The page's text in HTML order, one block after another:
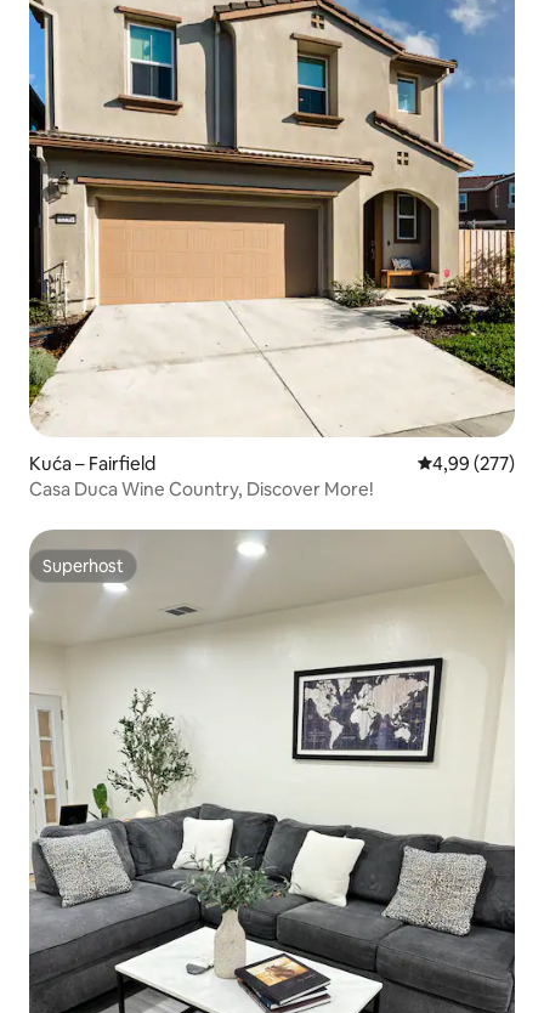
Kuća – Fairfield Prosječna
4,99 (277)
Casa Duca Wine Country, Discover More!
Superhost
Superhost